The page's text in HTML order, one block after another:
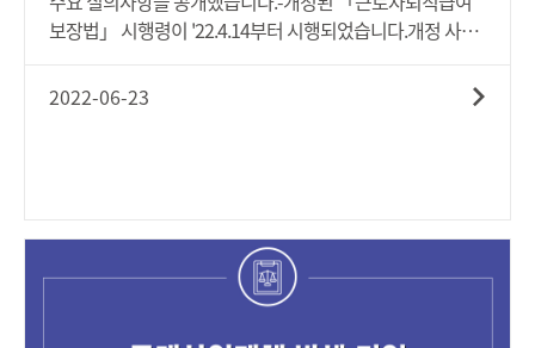
준 12,000여개사 자가진단 참여 중기부 미래산업전략팀장은
로 느끼지 않도록 민간과 정부의 소통을 통한 의견 공유가 무
엇보다 중요하다"며, "중소기업이 이에스지(ESG)를 규제로
보장법」 시행령이 '22.4.14부터 시행되었습니다.개정 사항
인 이하 사업장)2. 확정급여형(DB형) 퇴직연금 적립금운영위
법」 시행령 주요 질의사항으로는, '상시근로자 수 산정 기
준', '적립금운용위원회 구성 시기 및 시점', 'DB 폐지 시 적립
금운용위원회 구성 여부', '최소적립의무 준수 판단 기준' 등
2022-06-23